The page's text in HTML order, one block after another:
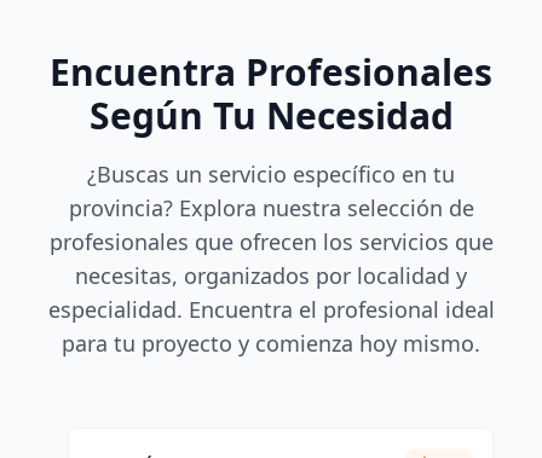
Encuentra Profesionales
Según Tu Necesidad
¿Buscas un servicio específico en tu
provincia? Explora nuestra selección de
profesionales que ofrecen los servicios que
necesitas, organizados por localidad y
especialidad. Encuentra el profesional ideal
para tu proyecto y comienza hoy mismo.